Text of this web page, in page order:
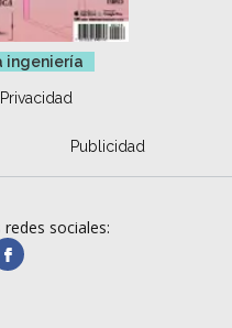
ingeniería
Publicidad
sociales: